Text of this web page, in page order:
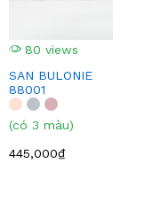
80 views
SAN BULONIE
88001
(có 3 màu)
445,000₫